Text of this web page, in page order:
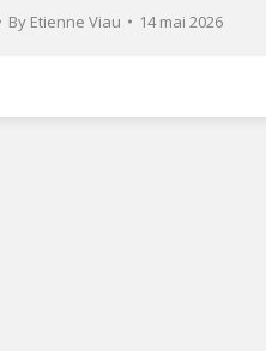
By Etienne Viau 14 mai 2026